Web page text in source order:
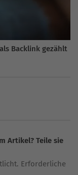
Backlink gezählt
Artikel? Teile sie
Erforderliche